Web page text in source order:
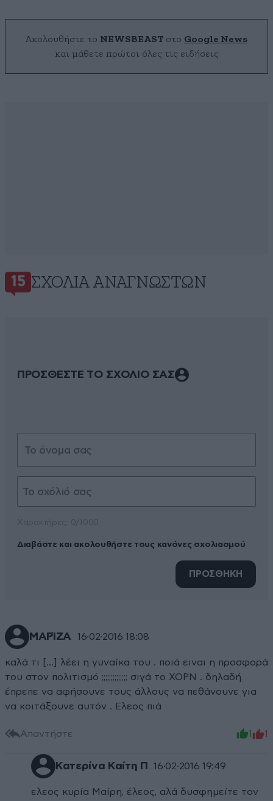
Ακολουθήστε το NEWSBEAST στο Google News
και μάθετε πρώτοι όλες τις ειδήσεις
15 ΣΧΌΛΙΑ ΑΝΑΓΝΩΣΤΏΝ
ΠΡΟΣΘΕΣΤΕ ΤΟ ΣΧΟΛΙΟ ΣΑΣ
Διαβάστε και ακολουθήστε τους κανόνες σχολιασμού
ΠΡΟΣΘΗΚΗ
ΜΑΡΊΖΑ 16·02·2016 18:08
καλά τι [...] λέει η γυναίκα του . ποιά ειναι η προσφορά
του στον πολιτισμό ;;;;;;;;;;;;;; σιγά το ΧΟΡΝ . δηλαδή
έπρεπε να αφήσουνε τους άλλους να πεθάνουνε για
να κοιτάξουνε αυτόν . Ελεος πιά
Απαντήστε 1 1
Κατερίνα Καίτη Π 16·02·2016 19:49
ελεος κυρία Μαίρη, έλεος, αλά δυσφημείτε τον